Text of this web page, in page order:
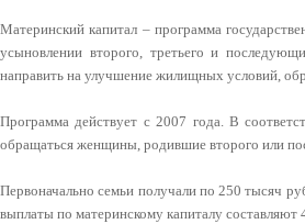
Материнский капитал – программа
усыновлении второго, третьего и
направить на улучшение жилищных условий,
Программа действует с 2007 года. В
обращаться женщины, родившие второго или
Первоначально семьи получали по 250 тысяч
выплаты по материнскому капиталу составляют